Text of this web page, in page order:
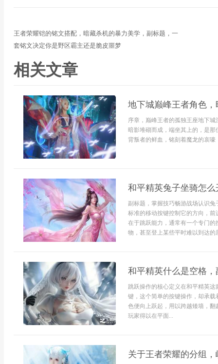
王者荣耀铠的铭文搭配，暗藏杀机的暴力美学，副标题，一
套铭文决定你是野区霸主还是脆皮噩梦
相关文章
地下城巅峰王者角色
序章，巅峰王者的孤独王座地下
暗影堆砌而成，端坐其上的，是
背叛者的鲜血，铭刻着魔龙的哀
和平精英兔子坐骑怎
副标题，掌握技巧畅游战场认识
标准的移动按键控制它的方向，
在于跳跃能力，通常有一个专门
物，甚至登上某些平时难以到达的
和平精英什么是空格
跳跃操作的核心定义在和平精英
键，这个简单的按键操作，却承
色便向上跃起，用以跨越矮墙，
玩家得以在平面...
关于王者荣耀的分组